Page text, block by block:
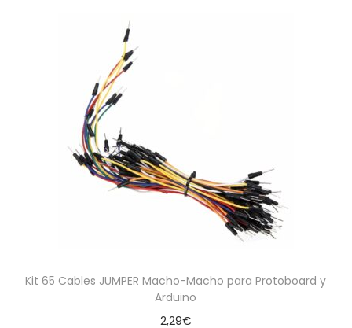
Kit 65 Cables JUMPER Macho-Macho para Protoboard y
Arduino
2,29€